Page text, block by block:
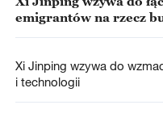
emigrantów na rzecz
Xi Jinping wzywa do
i technologii